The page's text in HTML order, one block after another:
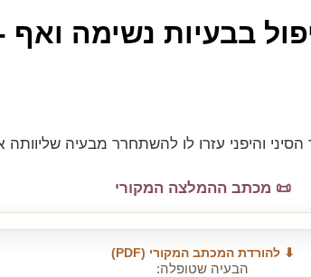
בבעיות נשימה ואף -
והיפני עזרו לו להשתחרר מבעיה שליוותה אותו
📜 מכתב ההמלצה המקורי
⬇ להורדת המכתב המקורי (PDF)
הבעיה שטופלה: